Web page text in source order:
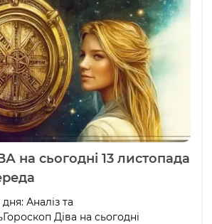
на сьогодні 13 листопада
Аналіз та
Діва на сьогодні